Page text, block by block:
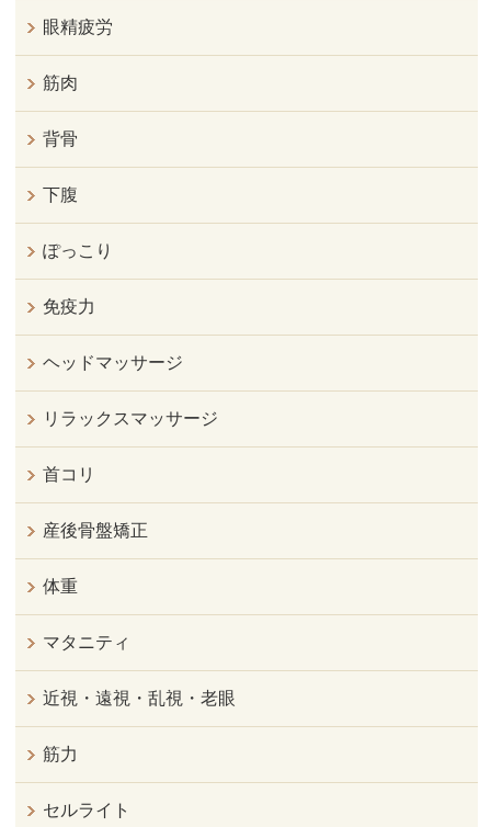
眼精疲労
筋肉
背骨
下腹
ぽっこり
免疫力
ヘッドマッサージ
リラックスマッサージ
首コリ
産後骨盤矯正
体重
マタニティ
近視・遠視・乱視・老眼
筋力
セルライト